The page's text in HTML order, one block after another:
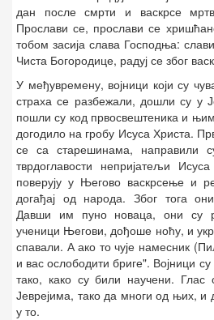
дан после смрти и васкрсе
Прослави се, прослави се
тобом засија слава Господња:
Чиста Богородице, радуј се због
У међувремену, војници који су
страха се разбежали, дошли су у
пошли су код првосвештеника и
догодило на гробу Исуса Христа.
се са старешинама, направили
тврдоглавости непријатељи
поверују у Његово васкрсење и
догађај од народа. Због тога
Давши им пуно новаца, они су
ученици Његови, дођоше ноћу, и
спавали. А ако то чује намесник
и вас ослободити бриге". Војници
тако, како су били научени.
Јеврејима, тако да многи од њих, и
у то.